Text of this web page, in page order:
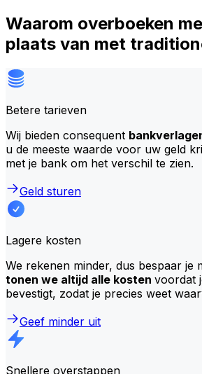
Waarom overboeken
plaats van met
Betere tarieven
Wij bieden consequent
u de meeste waarde voor uw geld
met je bank om het verschil te zien.
Geld sturen
Lagere kosten
We rekenen minder, dus bespaar je
tonen we altijd alle kosten voordat
bevestigt, zodat je precies weet
Geef minder uit
Snellere overstappen